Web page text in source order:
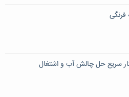
سریع حل چالش آب و اشتغال